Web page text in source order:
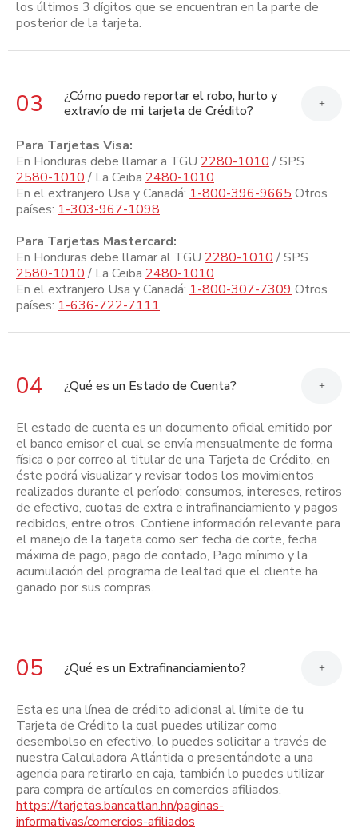
los últimos 3 dígitos que se encuentran en la parte de
posterior de la tarjeta.
03
¿Cómo puedo reportar el robo, hurto y
extravío de mi tarjeta de Crédito?
+
Para Tarjetas Visa:
En Honduras debe llamar a TGU 2280-1010 / SPS
2580-1010 / La Ceiba 2480-1010
En el extranjero Usa y Canadá: 1-800-396-9665 Otros
países: 1-303-967-1098
Para Tarjetas Mastercard:
En Honduras debe llamar al TGU 2280-1010 / SPS
2580-1010 / La Ceiba 2480-1010
En el extranjero Usa y Canadá: 1-800-307-7309 Otros
países: 1-636-722-7111
04 ¿Qué es un Estado de Cuenta? +
El estado de cuenta es un documento oficial emitido por
el banco emisor el cual se envía mensualmente de forma
física o por correo al titular de una Tarjeta de Crédito, en
éste podrá visualizar y revisar todos los movimientos
realizados durante el período: consumos, intereses, retiros
de efectivo, cuotas de extra e intrafinanciamiento y pagos
recibidos, entre otros. Contiene información relevante para
el manejo de la tarjeta como ser: fecha de corte, fecha
máxima de pago, pago de contado, Pago mínimo y la
acumulación del programa de lealtad que el cliente ha
ganado por sus compras.
05 ¿Qué es un Extrafinanciamiento? +
Esta es una línea de crédito adicional al límite de tu
Tarjeta de Crédito la cual puedes utilizar como
desembolso en efectivo, lo puedes solicitar a través de
nuestra Calculadora Atlántida o presentándote a una
agencia para retirarlo en caja, también lo puedes utilizar
para compra de artículos en comercios afiliados.
https://tarjetas.bancatlan.hn/paginas-
informativas/comercios-afiliados